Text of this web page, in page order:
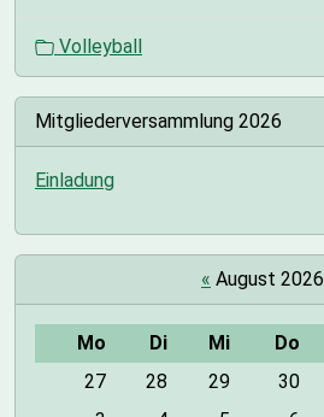
Volleyball
Mitgliederversammlung 2026
Einladung
« August 2026
Mo Di Mi Do
27
28 29 30